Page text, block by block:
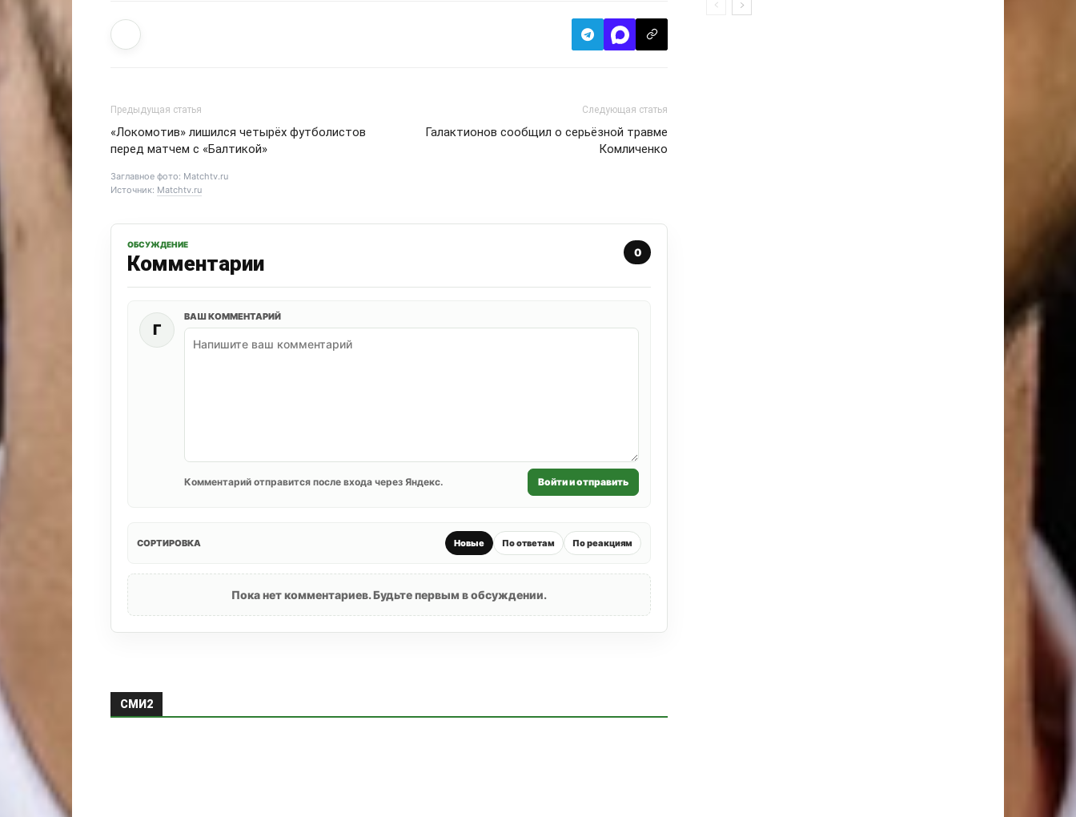
Предыдущая статья
«Локомотив» лишился четырёх футболистов
перед матчем с «Балтикой»
Следующая статья
Галактионов сообщил о серьёзной травме
Комличенко
Заглавное фото: Matchtv.ru
Источник: Matchtv.ru
ОБСУЖДЕНИЕ
Комментарии 0
Г
ВАШ КОММЕНТАРИЙ
Комментарий отправится после входа через Яндекс. Войти и отправить
СОРТИРОВКА Новые По ответам По реакциям
Пока нет комментариев. Будьте первым в обсуждении.
СМИ2